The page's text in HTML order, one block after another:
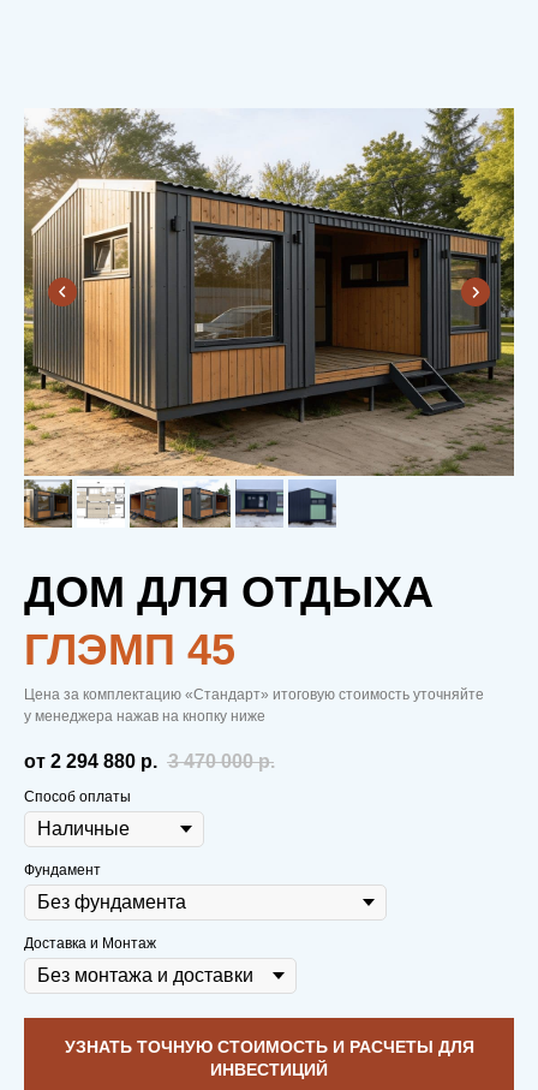
ДОМ ДЛЯ ОТДЫХА
ГЛЭМП 45
Цена за комплектацию «Стандарт» итоговую стоимость уточняйте
у менеджера нажав на кнопку ниже
от 2 294 880 р. 3 470 000 р.
Способ оплаты
Фундамент
Доставка и Монтаж
УЗНАТЬ ТОЧНУЮ СТОИМОСТЬ И РАСЧЕТЫ ДЛЯ
ИНВЕСТИЦИЙ